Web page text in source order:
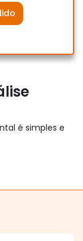
é simples e